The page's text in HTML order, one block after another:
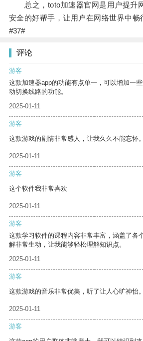
总之，toto加速器官网是用户提升
安全的好帮手，让用户在网络世界中畅
#37#
评论
游客
这款加速器app的功能有点单一，可以增加一
动切换线路的功能。
2025-01-11
游客
这款游戏的剧情非常感人，让我久久不能忘怀。
2025-01-11
游客
这个软件我非常喜欢
2025-01-11
游客
这款学习软件的课程内容非常丰富，涵盖了各
解非常生动，让我能够轻松理解知识点。
2025-01-11
游客
这款游戏的音乐非常优美，听了让人心旷神怡。
2025-01-11
游客